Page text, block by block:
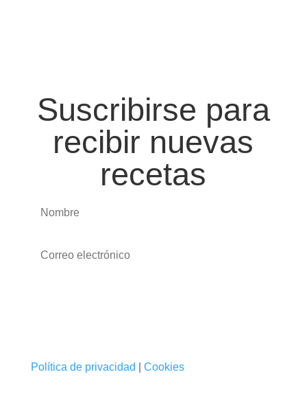
Suscribirse para
recibir nuevas
recetas
Política de privacidad Cookies